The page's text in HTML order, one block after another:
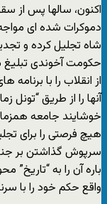
اکنون، سالها پس از
دموکرات شده ای
شاه تجلیل کرده و
حکومت آخوندی تبلیغ
از انقلاب را با
آنها را از طریق
خوشایند جامعه
هیچ فرصتی را برای
سرپوش گذاشتن بر
باره آن را به “تاریخ”
واقع حکم خود را با